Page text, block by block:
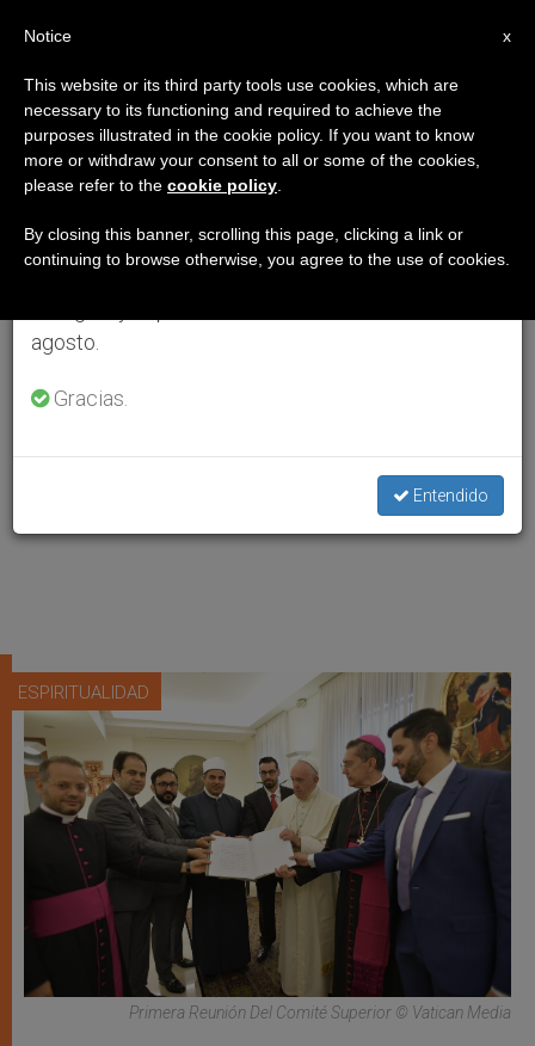
ESPIRITUALIDAD
Primera Reunión Del Comité Superior © Vatican Media
×
Aviso importante
Del 27 de julio al 7 de agosto haremos la pausa
anual, aprovechando que en el periodo de verano
se generan menos informaciones y también el
agosto.
Gracias.
Entendido
x
Notice
This website or its third party tools use cookies, which are
necessary to its functioning and required to achieve the
purposes illustrated in the cookie policy. If you want to know
more or withdraw your consent to all or some of the cookies,
please refer to the cookie policy
By closing this banner, scrolling this page, clicking a link or
continuing to browse otherwise, you agree to the use of cookies.